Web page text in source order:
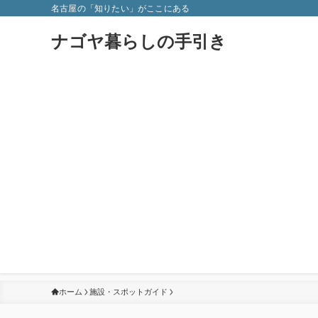
名古屋の「知りたい」がここにある
ナゴヤ暮らしの手引き
ホーム 施設・スポットガイド